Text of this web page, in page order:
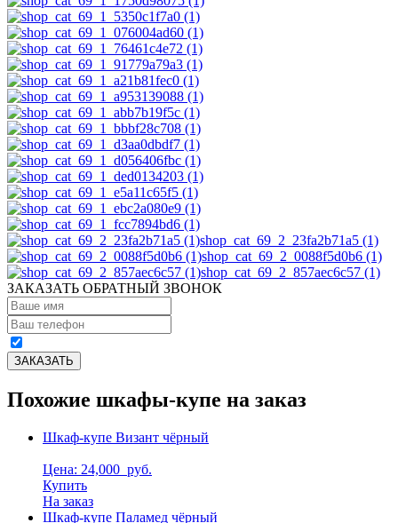
shop_cat_69_2_23fa2b71a5 (1)
shop_cat_69_2_0088f5d0b6 (1)
shop_cat_69_2_857aec6c57 (1)
ЗАКАЗАТЬ ОБРАТНЫЙ ЗВОНОК
Похожие шкафы-купе на заказ
Шкаф-купе Визант чёрный
Цена: 24,000 руб.
Купить
На заказ
Шкаф-купе Паламед чёрный